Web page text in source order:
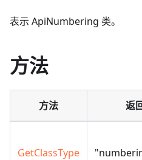
表示 ApiNumbering 类。
方法
方法 返
GetClassType